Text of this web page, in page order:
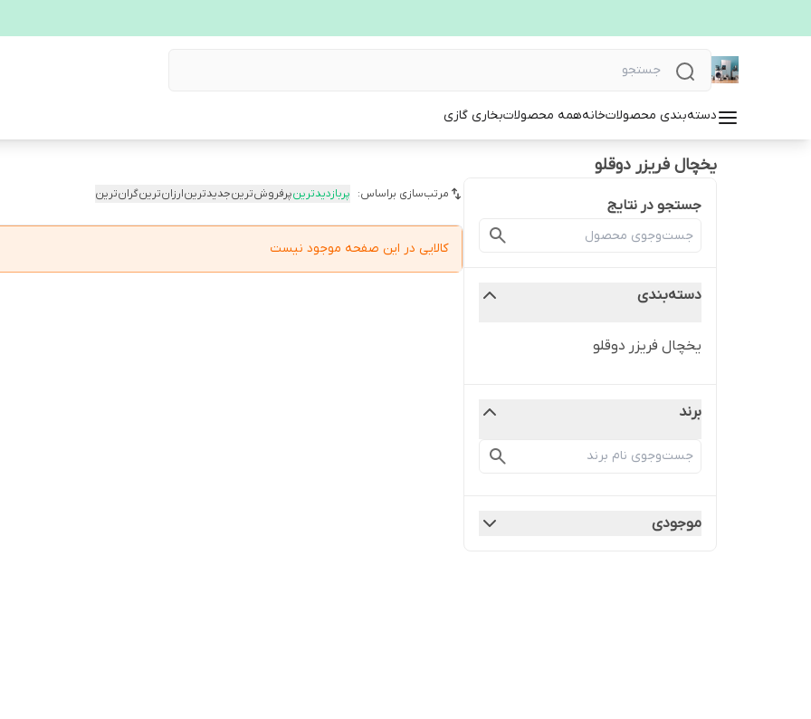
دسته‌بندی محصولاتخانههمه محصولاتبخاری گازی
یخچال فریزر دوقلو
جستجو در نتایج
دسته‌بندی
یخچال فریزر دوقلو
برند
موجودی
مرتب‌سازی براساس: پربازدیدترینپرفروش‌ترینجدیدترینارزان‌ترینگران‌ترین
کالایی در این صفحه موجود نیست